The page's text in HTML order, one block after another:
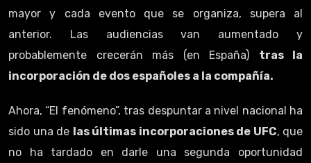
mayor y cada evento que se organiza, supera al
anterior. Las audiencias van aumentado y
probablemente crecerán más (en España) tras la
incorporación de dos españoles a la compañía.
Ahora, “El fenómeno”, tras despuntar a nivel nacional ha
sido una de las últimas incorporaciones de UFC, que
no ha tardado en darle una segunda oportunidad